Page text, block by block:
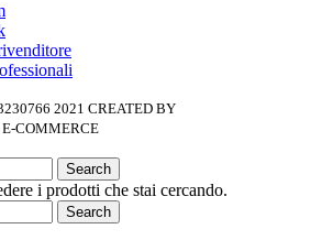
2021 CREATED BY
COMMERCE
Search
i prodotti che stai cercando.
Search